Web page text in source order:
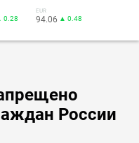
0.28
EUR
94.06 ▲ 0.48
России